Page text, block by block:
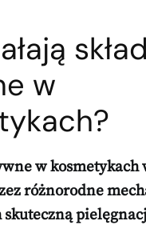
w
w kosmetykach
różnorodne